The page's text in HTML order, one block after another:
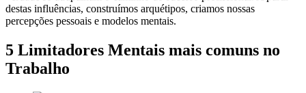
destas influências, construímos arquétipos, criamos nossas
percepções pessoais e modelos mentais.
5 Limitadores Mentais mais comuns no
Trabalho